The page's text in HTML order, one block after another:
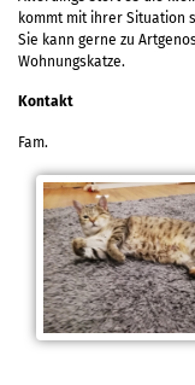
kommt mit ihrer Situation
Sie kann gerne zu
Wohnungskatze.
Kontakt
Fam.